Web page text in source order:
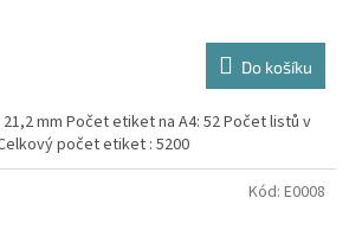
Do košíku
mm Počet etiket na A4: 52 Počet listů v
počet etiket : 5200
Kód: E0008